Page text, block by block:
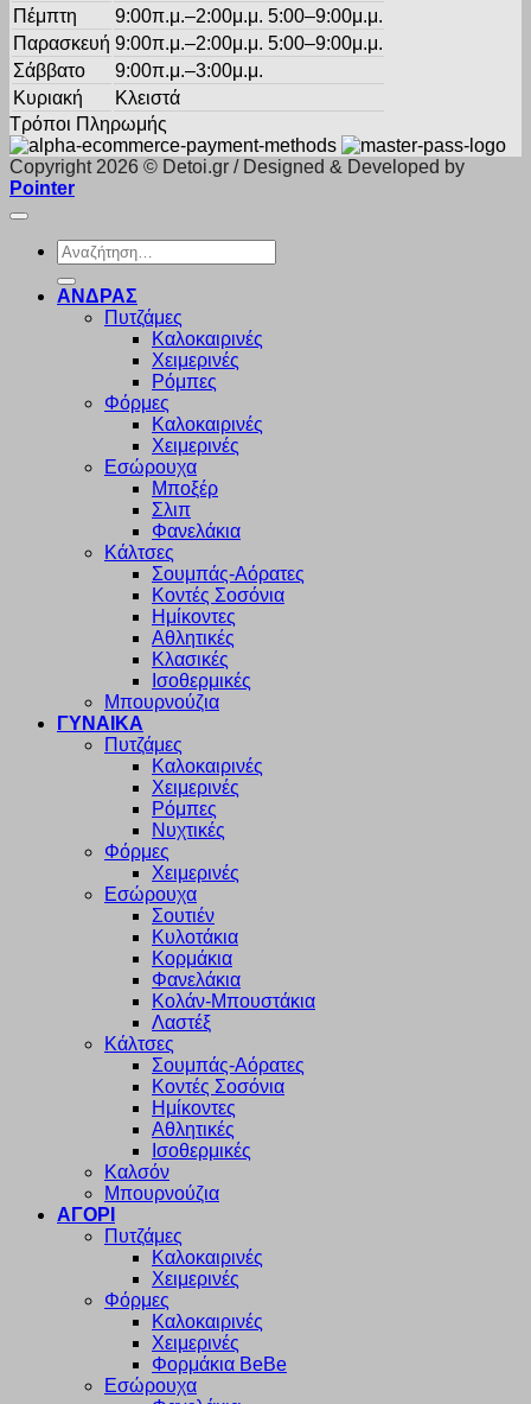
Πέμπτη
9:00π.μ.–2:00μ.μ. 5:00–9:00μ.μ.
Παρασκευή 9:00π.μ.–2:00μ.μ. 5:00–9:00μ.μ.
Σάββατο
9:00π.μ.–3:00μ.μ.
Κυριακή
Κλειστά
Τρόποι Πληρωμής
Copyright 2026 © Detoi.gr / Designed & Developed by
Pointer
Αναζήτηση
για:
ΑΝΔΡΑΣ
Πυτζάμες
Καλοκαιρινές
Χειμερινές
Ρόμπες
Φόρμες
Καλοκαιρινές
Χειμερινές
Εσώρουχα
Μποξέρ
Σλιπ
Φανελάκια
Κάλτσες
Σουμπάς-Αόρατες
Κοντές Σοσόνια
Ημίκοντες
Αθλητικές
Κλασικές
Ισοθερμικές
Μπουρνούζια
ΓΥΝΑΙΚΑ
Πυτζάμες
Καλοκαιρινές
Χειμερινές
Ρόμπες
Νυχτικές
Φόρμες
Χειμερινές
Εσώρουχα
Σουτιέν
Κυλοτάκια
Κορμάκια
Φανελάκια
Κολάν-Μπουστάκια
Λαστέξ
Κάλτσες
Σουμπάς-Αόρατες
Κοντές Σοσόνια
Ημίκοντες
Αθλητικές
Ισοθερμικές
Καλσόν
Μπουρνούζια
ΑΓΟΡΙ
Πυτζάμες
Καλοκαιρινές
Χειμερινές
Φόρμες
Καλοκαιρινές
Χειμερινές
Φορμάκια BeBe
Εσώρουχα